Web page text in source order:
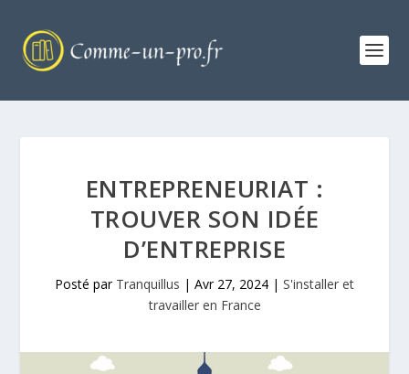
ENTREPRENEURIAT :
TROUVER SON IDÉE
D’ENTREPRISE
Posté par Tranquillus | Avr 27, 2024 | S'installer et
travailler en France